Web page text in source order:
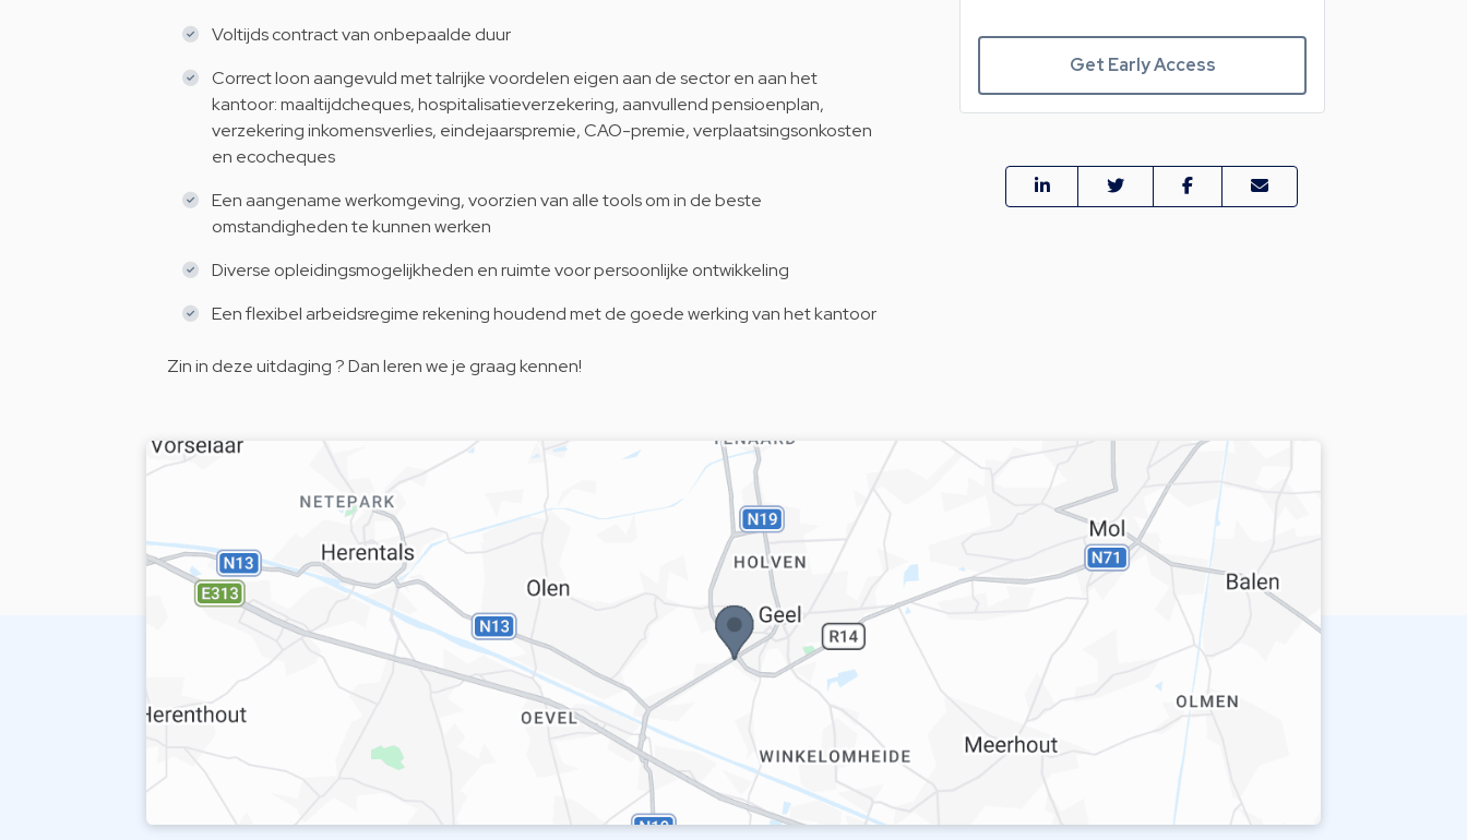
Voltijds contract van onbepaalde duur
Correct loon aangevuld met talrijke voordelen eigen aan de sector en aan het
kantoor: maaltijdcheques, hospitalisatieverzekering, aanvullend pensioenplan,
verzekering inkomensverlies, eindejaarspremie, CAO-premie, verplaatsingsonkosten
en ecocheques
Een aangename werkomgeving, voorzien van alle tools om in de beste
omstandigheden te kunnen werken
Diverse opleidingsmogelijkheden en ruimte voor persoonlijke ontwikkeling
Een flexibel arbeidsregime rekening houdend met de goede werking van het kantoor
Zin in deze uitdaging ? Dan leren we je graag kennen!
Get Early Access